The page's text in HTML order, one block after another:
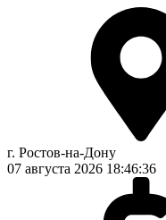
г. Ростов-на-Дону
07 августа 2026 18:46:36